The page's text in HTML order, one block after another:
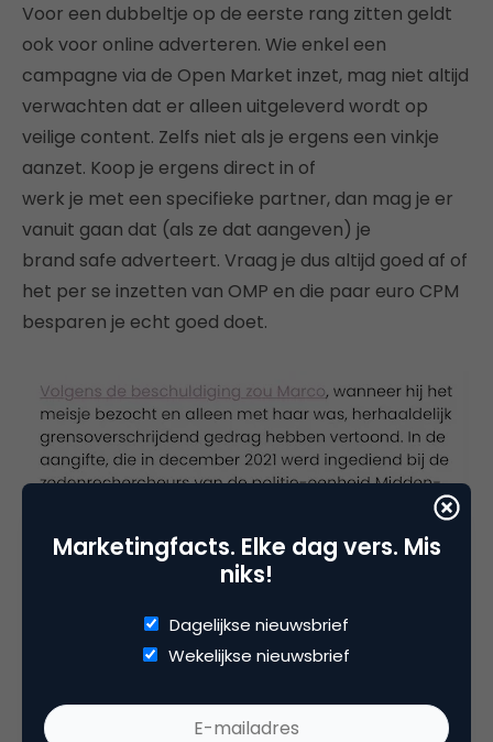
Voor een dubbeltje op de eerste rang zitten geldt
ook voor online adverteren. Wie enkel een
campagne via de Open Market inzet, mag niet altijd
verwachten dat er alleen uitgeleverd wordt op
veilige content. Zelfs niet als je ergens een vinkje
aanzet. Koop je ergens direct in of
werk je met een specifieke partner, dan mag je er
vanuit gaan dat (als ze dat aangeven) je
brand safe adverteert. Vraag je dus altijd goed af of
het per se inzetten van OMP en die paar euro CPM
besparen je echt goed doet.
Marketingfacts. Elke dag vers. Mis
niks!
Dagelijkse nieuwsbrief
Wekelijkse nieuwsbrief